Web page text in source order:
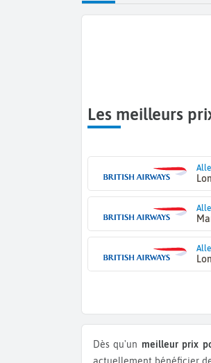
Les meilleurs
Dès qu'un meilleur prix
actuellement bénéficier